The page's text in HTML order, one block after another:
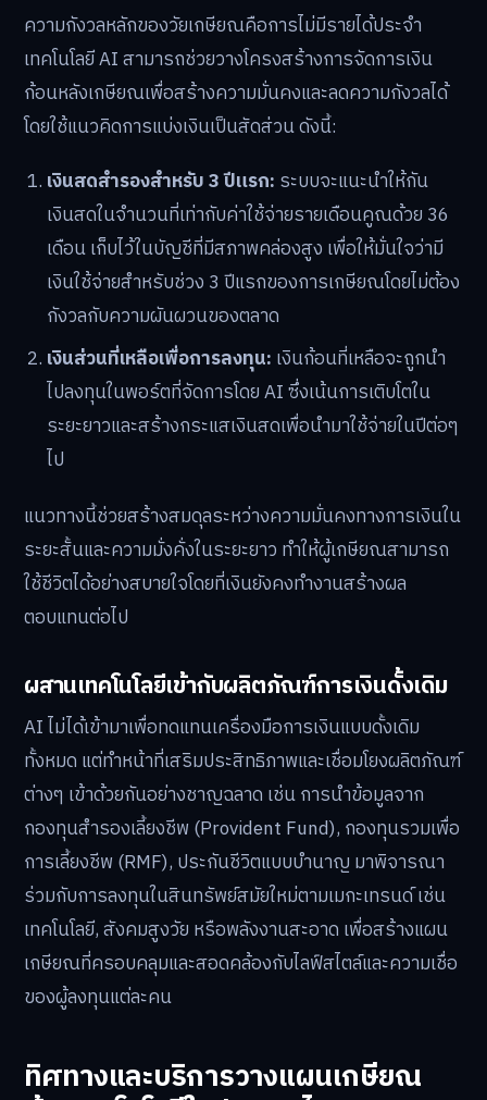
ความกังวลหลักของวัยเกษียณคือการไม่มีรายได้ประจำ
เทคโนโลยี AI สามารถช่วยวางโครงสร้างการจัดการเงิน
ก้อนหลังเกษียณเพื่อสร้างความมั่นคงและลดความกังวลได้
โดยใช้แนวคิดการแบ่งเงินเป็นสัดส่วน ดังนี้:
เงินสดสำรองสำหรับ 3 ปีแรก: ระบบจะแนะนำให้กัน
เงินสดในจำนวนที่เท่ากับค่าใช้จ่ายรายเดือนคูณด้วย 36
เดือน เก็บไว้ในบัญชีที่มีสภาพคล่องสูง เพื่อให้มั่นใจว่ามี
เงินใช้จ่ายสำหรับช่วง 3 ปีแรกของการเกษียณโดยไม่ต้อง
กังวลกับความผันผวนของตลาด
เงินส่วนที่เหลือเพื่อการลงทุน: เงินก้อนที่เหลือจะถูกนำ
ไปลงทุนในพอร์ตที่จัดการโดย AI ซึ่งเน้นการเติบโตใน
ระยะยาวและสร้างกระแสเงินสดเพื่อนำมาใช้จ่ายในปีต่อๆ
ไป
แนวทางนี้ช่วยสร้างสมดุลระหว่างความมั่นคงทางการเงินใน
ระยะสั้นและความมั่งคั่งในระยะยาว ทำให้ผู้เกษียณสามารถ
ใช้ชีวิตได้อย่างสบายใจโดยที่เงินยังคงทำงานสร้างผล
ตอบแทนต่อไป
ผสานเทคโนโลยีเข้ากับผลิตภัณฑ์การเงินดั้งเดิม
AI ไม่ได้เข้ามาเพื่อทดแทนเครื่องมือการเงินแบบดั้งเดิม
ทั้งหมด แต่ทำหน้าที่เสริมประสิทธิภาพและเชื่อมโยงผลิตภัณฑ์
ต่างๆ เข้าด้วยกันอย่างชาญฉลาด เช่น การนำข้อมูลจาก
กองทุนสำรองเลี้ยงชีพ (Provident Fund), กองทุนรวมเพื่อ
การเลี้ยงชีพ (RMF), ประกันชีวิตแบบบำนาญ มาพิจารณา
ร่วมกับการลงทุนในสินทรัพย์สมัยใหม่ตามเมกะเทรนด์ เช่น
เทคโนโลยี, สังคมสูงวัย หรือพลังงานสะอาด เพื่อสร้างแผน
เกษียณที่ครอบคลุมและสอดคล้องกับไลฟ์สไตล์และความเชื่อ
ของผู้ลงทุนแต่ละคน
ทิศทางและบริการวางแผนเกษียณ